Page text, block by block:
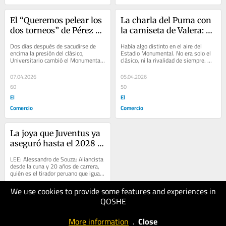
We use cookies to provide some features and experiences in
QOSHE
More information . Close
El “Queremos pelear los
dos torneos” de Pérez
Rabanal llevó
lesionados: Lo que no se
Dos días después de sacudirse de
encima la presión del clásico,
Universitario cambió el Monumental
euforia...
07.04.2026
60
El
Comercio
La charla del Puma con
la camiseta de Valera: Lo
triunfazo de la ‘U’ en el
clásico
Había algo distinto en el aire del
Estadio Monumental. No era solo el
clásico, ni la rivalidad de siempre.
Era urgencia y necesidad. Unos 70
mil...
05.04.2026
50
El
Comercio
La joya que Juventus ya
aseguró hasta el 2028 y
que más ilusiona para el
Sudamericano Sub 17
LEE: Alessandro de Souza: Aliancista
desde la cuna y 20 años de carrera,
quién es el tirador peruano que igualó
el récord mundial de tiro en la...
03.04.2026